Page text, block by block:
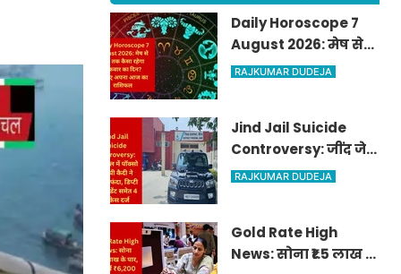
Daily Horoscope 7
August 2026: मेष से
मीन तक कैसा रहेगा
RAJKUMAR DUDEJA
Jind Jail Suicide
Controversy: जींद जेल
में पॉक्सो आरोपी कैदी ने
केस दर्ज
RAJKUMAR DUDEJA
Gold Rate High
News: सोना ₹1.5 लाख के